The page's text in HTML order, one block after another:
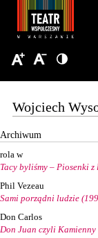
Wojciech
Archiwum
rola w
Tacy byliśmy – Piosenki
Phil Vezeau
Sami porządni ludzie
Don Carlos
Don Juan czyli Kamienny